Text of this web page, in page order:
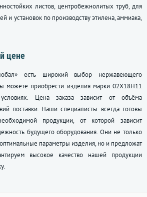
листов, центробежнолитых труб, для
и установок по производству этилена, аммиака,
цене
есть широкий выбор нержавеющего
можете приобрести изделия марки 02Х18Н11
Цена заказа зависит от объёма
поставки. Наши специалисты всегда готовы
продукции, от которой зависит
будущего оборудования. Они не только
параметры изделия, но и предложат
высокое качество нашей продукции